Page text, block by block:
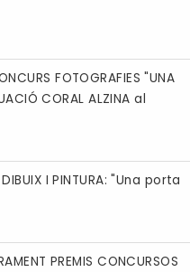
FOTOGRAFIES "UNA
CORAL ALZINA al
I PINTURA: "Una porta
PREMIS CONCURSOS